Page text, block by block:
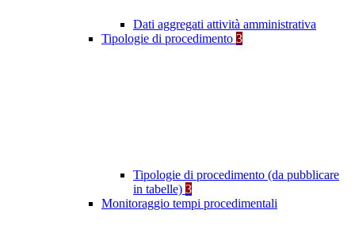
Dati aggregati attività amministrativa
Tipologie di procedimento 3
Tipologie di procedimento (da pubblicare
in tabelle) 3
Monitoraggio tempi procedimentali